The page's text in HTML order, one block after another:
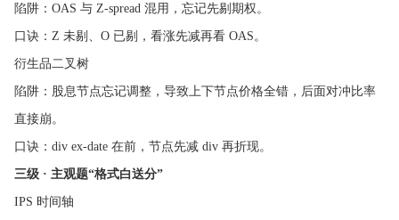
陷阱：OAS 与 Z-spread 混用，忘记先剔期权。
口诀：Z 未剔、O 已剔，看涨先减再看 OAS。
衍生品二叉树
陷阱：股息节点忘记调整，导致上下节点价格全错，后面对冲比率
直接崩。
口诀：div ex-date 在前，节点先减 div 再折现。
三级 · 主观题“格式白送分”
IPS 时间轴